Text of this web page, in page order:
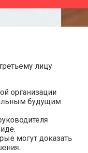
лицу
организации
будущим
могут доказать